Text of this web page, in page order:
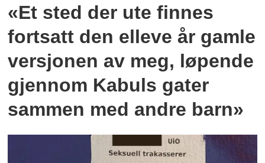
«Et sted der ute finnes
fortsatt den elleve år gamle
versjonen av meg, løpende
gjennom Kabuls gater
sammen med andre barn»